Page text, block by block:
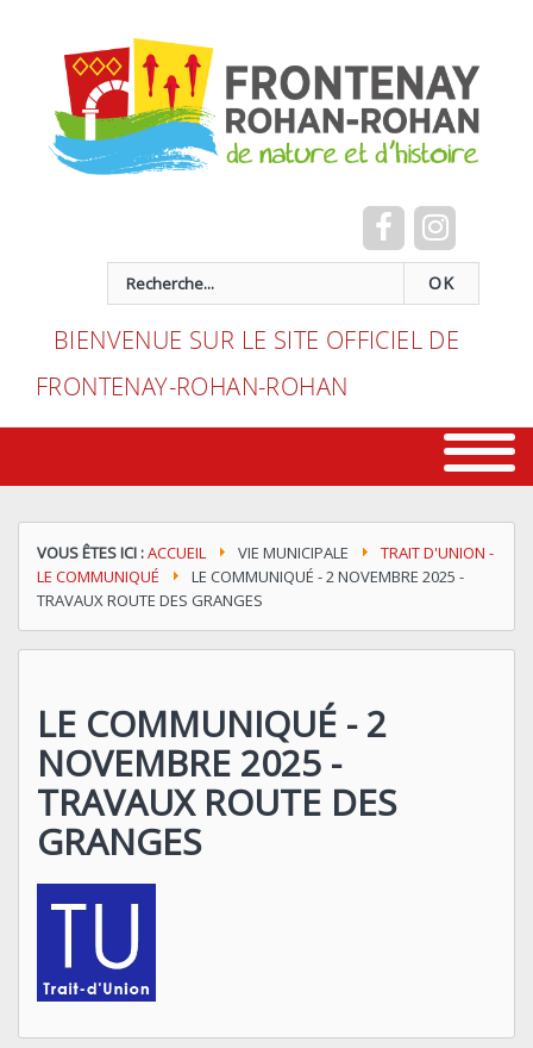
OK
BIENVENUE SUR LE SITE OFFICIEL DE
FRONTENAY-ROHAN-ROHAN
VOUS ÊTES ICI :ACCUEIL VIE MUNICIPALE
TRAIT D'UNION -
LE COMMUNIQUÉ
LE COMMUNIQUÉ - 2 NOVEMBRE 2025 -
TRAVAUX ROUTE DES GRANGES
LE COMMUNIQUÉ - 2
NOVEMBRE 2025 -
TRAVAUX ROUTE DES
GRANGES